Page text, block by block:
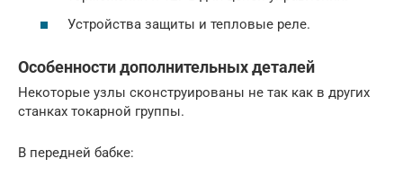
Устройства защиты и тепловые реле.
Особенности дополнительных деталей
Некоторые узлы сконструированы не так как в других
станках токарной группы.
В передней бабке: